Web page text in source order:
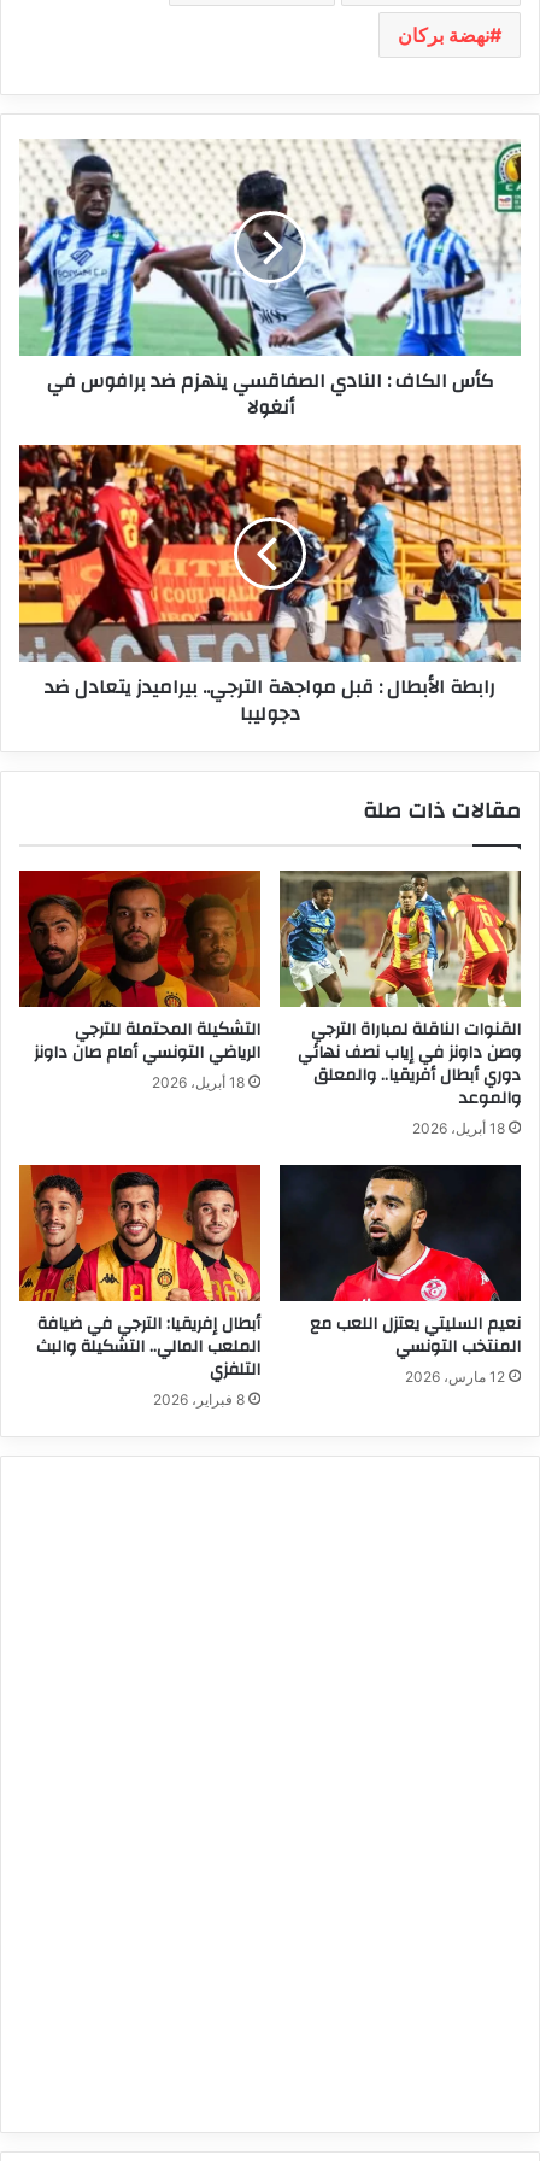
نهضة بركان
كأس
الكاف
:
النادي
الصفاقسي
ينهزم
ضد
برافوس
في
أنغولاكأس الكاف : النادي الصفاقسي ينهزم ضد برافوس في
أنغولا
رابطة
الأبطال
قبل
مواجهة
الترجي..
بيراميدز
يتعادل
ضد
دجوليبارابطة الأبطال : قبل مواجهة الترجي.. بيراميدز يتعادل ضد
دجوليبا
مقالات ذات صلة
القنوات الناقلة لمباراة الترجي
وصن داونز في إياب نصف نهائي
دوري أبطال أفريقيا.. والمعلق
والموعد
18 أبريل، 2026
التشكيلة المحتملة للترجي
الرياضي التونسي أمام صان داونز
18 أبريل، 2026
نعيم السليتي يعتزل اللعب مع
المنتخب التونسي
12 مارس، 2026
أبطال إفريقيا: الترجي في ضيافة
الملعب المالي.. التشكيلة والبث
التلفزي
8 فبراير، 2026